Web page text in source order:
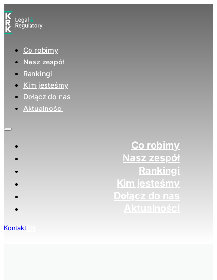
Co robimy
Nasz zespół
Rankingi
Kim jesteśmy
Dołącz do nas
Aktualności
Co robimy
Nasz zespół
Rankingi
Kim jesteśmy
Dołącz do nas
Aktualności
Kontakt